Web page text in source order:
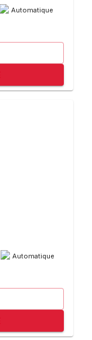
Automatique
Automatique